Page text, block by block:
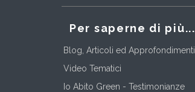
Per saperne di più...
Blog, Articoli ed Approfondimenti
Video Tematici
Io Abito Green - Testimonianze